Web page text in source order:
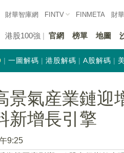
財華智庫網 FINTV FINMETA 財
港股100強 官網 榜單 地圖
一圖解碼 港股解碼 A股解碼
景氣産業鏈迎
新增長引擎
9:25